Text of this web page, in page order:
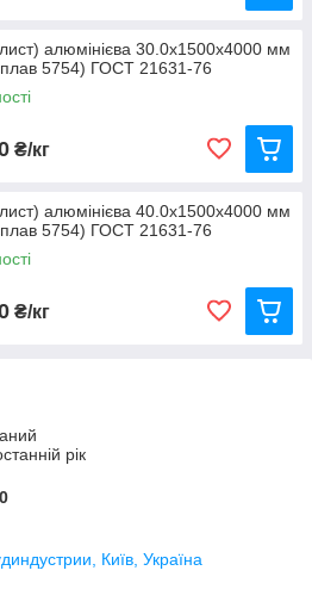
алюмінієва 30.0х1500х4000 мм
5754) ГОСТ 21631-76
₴/кг
алюмінієва 40.0х1500х4000 мм
5754) ГОСТ 21631-76
₴/кг
рік
Київ, Україна